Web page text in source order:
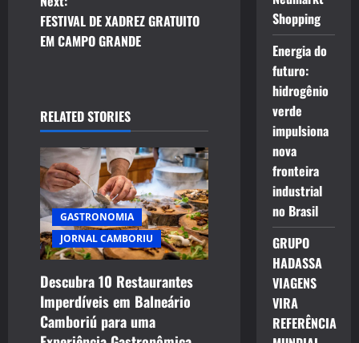
s
t
a
v
i
g
a
t
i
FESTIVAL DE XADREZ GRATUITO
EM CAMPO GRANDE
RELATED STORIES
GASTRONOMIA
JORNAL CAMBORIU
Descubra 10 Restaurantes
Imperdíveis em Balneário
Camboriú para uma
Shopping
Energia do
futuro:
hidrogênio
verde
impulsiona
nova
fronteira
industrial
no Brasil
GRUPO
HADASSA
VIAGENS
VIRA
REFERÊNCIA